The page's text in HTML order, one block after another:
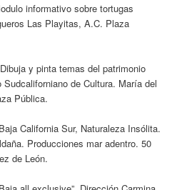
informativo sobre tortugas
Las Playitas, A.C. Plaza
Dibuja y pinta temas del patrimonio
de Cultura. María del
Pública.
Baja California Sur, Naturaleza Insólita.
Producciones mar adentro. 50
de León.